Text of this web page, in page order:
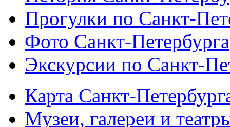
Прогулки по Санкт-
Фото Санкт-Петербурга
Экскурсии по Санкт-
Карта Санкт-
Музеи, галереи и